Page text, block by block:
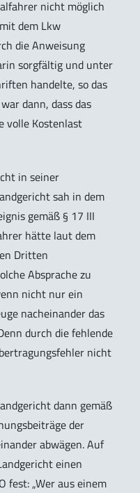
nicht möglich
dem Lkw
die Anweisung
sorgfältig und unter
handelte, so das
dann, dass das
volle Kostenlast
in seiner
sah in dem
gemäß § 17 III
hätte laut dem
Dritten
Absprache zu
nicht nur ein
nacheinander das
durch die fehlende
nicht
dann gemäß
der
abwägen. Auf
einen
fest: „Wer aus einem